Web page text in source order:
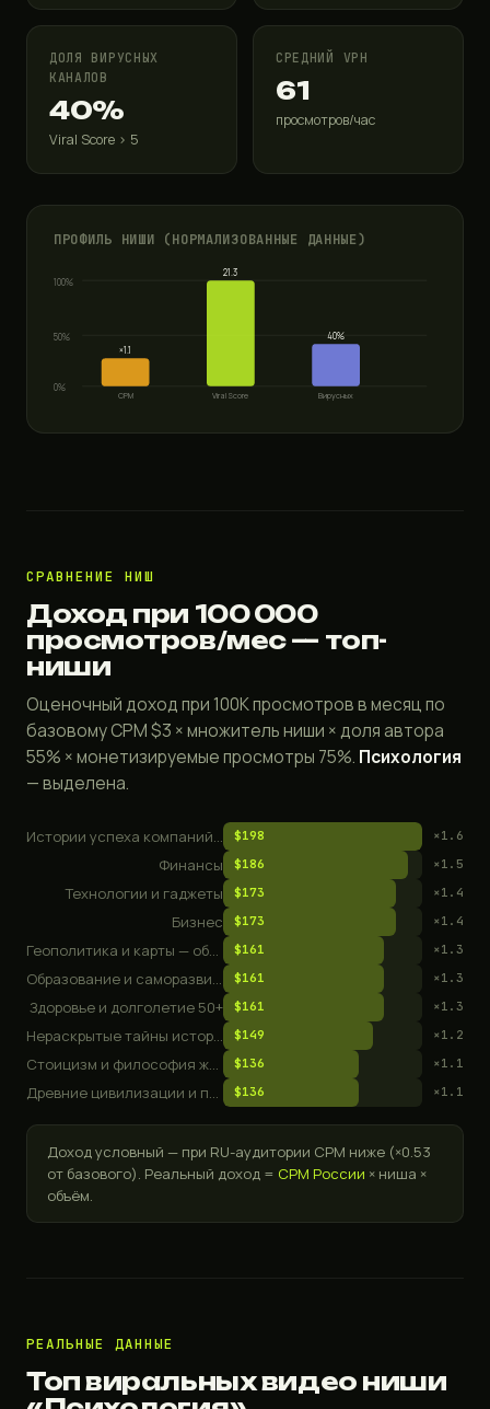
ДОЛЯ ВИРУСНЫХ
КАНАЛОВ
40%
Viral Score > 5
СРЕДНИЙ VPH
61
просмотров/час
ПРОФИЛЬ НИШИ (НОРМАЛИЗОВАННЫЕ ДАННЫЕ)
100%
50%
0%
×1.1
CPM
21.3
Viral Score
40%
Вирусных
СРАВНЕНИЕ НИШ
Доход при 100 000
просмотров/мес — топ-
ниши
Оценочный доход при 100K просмотров в месяц по
базовому CPM $3 × множитель ниши × доля автора
55% × монетизируемые просмотры 75%. Психология
— выделена.
$198 ×1.6
Финансы $186 ×1.5
Технологии и гаджеты $173 ×1.4
Бизнес $173 ×1.4
$161 ×1.3
$161 ×1.3
Здоровье и долголетие 50+ $161 ×1.3
$149 ×1.2
$136 ×1.1
$136 ×1.1
Доход условный — при RU-аудитории CPM ниже (×0.53
от базового). Реальный доход = CPM России × ниша ×
объём.
РЕАЛЬНЫЕ ДАННЫЕ
Топ виральных видео ниши